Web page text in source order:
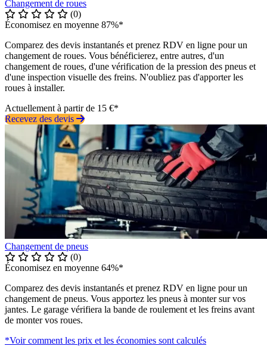
Changement de roues
(0)
Économisez en moyenne 87%*
Comparez des devis instantanés et prenez RDV en ligne pour un
changement de roues. Vous bénéficierez, entre autres, d'un
changement de roues, d'une vérification de la pression des pneus et
d'une inspection visuelle des freins. N'oubliez pas d'apporter les
roues à installer.
Actuellement à partir de 15 €*
Recevez des devis
Changement de pneus
(0)
Économisez en moyenne 64%*
Comparez des devis instantanés et prenez RDV en ligne pour un
changement de pneus. Vous apportez les pneus à monter sur vos
jantes. Le garage vérifiera la bande de roulement et les freins avant
de monter vos roues.
*Voir comment les prix et les économies sont calculés